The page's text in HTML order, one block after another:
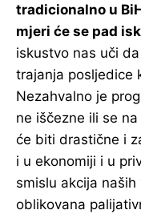
tradicionalno u
mjeri će se pad
iskustvo nas uči
trajanja posljedice
Nezahvalno je
ne iščezne ili se
će biti drastične i
i u ekonomiji i u
smislu akcija
oblikovana